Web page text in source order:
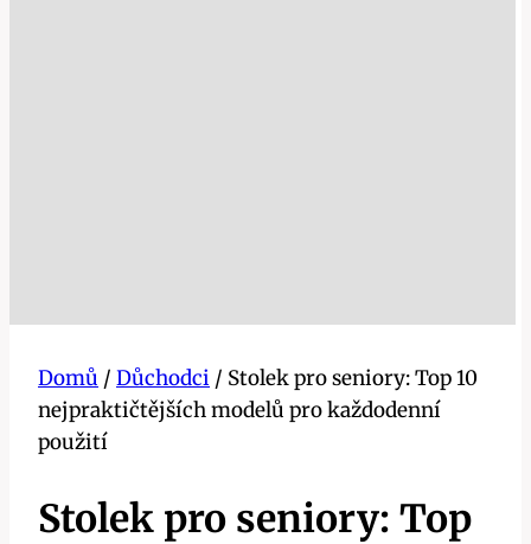
Domů / Důchodci / Stolek pro seniory: Top 10
nejpraktičtějších modelů pro každodenní
použití
Stolek pro seniory: Top